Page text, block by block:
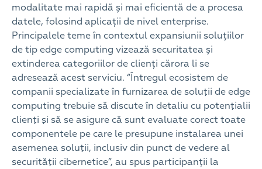
modalitate mai rapidă și mai eficientă de a procesa
datele, folosind aplicații de nivel enterprise.
Principalele teme în contextul expansiunii soluțiilor
de tip edge computing vizează securitatea și
extinderea categoriilor de clienți cărora li se
adresează acest serviciu. “Întregul ecosistem de
companii specializate în furnizarea de soluţii de edge
computing trebuie să discute în detaliu cu potenţialii
clienţi şi să se asigure că sunt evaluate corect toate
componentele pe care le presupune instalarea unei
asemenea soluţii, inclusiv din punct de vedere al
securităţii cibernetice”, au spus participanții la